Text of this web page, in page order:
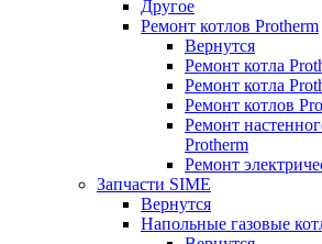
Другое
Ремонт котлов Protherm
Вернутся
Ремонт котла
Ремонт котла
Ремонт котлов
Ремонт
Protherm
Ремонт
Запчасти SIME
Вернутся
Напольные газовые